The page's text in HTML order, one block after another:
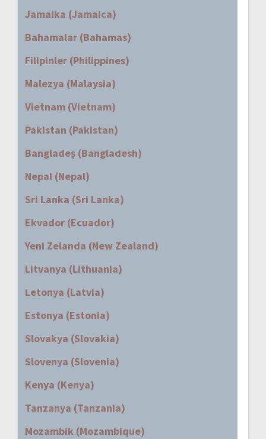
Jamaika (Jamaica)
Bahamalar (Bahamas)
Filipinler (Philippines)
Malezya (Malaysia)
Vietnam (Vietnam)
Pakistan (Pakistan)
Bangladeş (Bangladesh)
Nepal (Nepal)
Sri Lanka (Sri Lanka)
Ekvador (Ecuador)
Yeni Zelanda (New Zealand)
Litvanya (Lithuania)
Letonya (Latvia)
Estonya (Estonia)
Slovakya (Slovakia)
Slovenya (Slovenia)
Kenya (Kenya)
Tanzanya (Tanzania)
Mozambik (Mozambique)